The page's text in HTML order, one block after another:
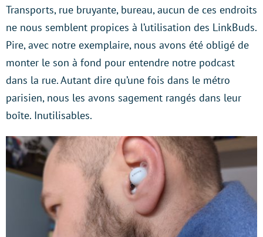
Transports, rue bruyante, bureau, aucun de ces endroits
ne nous semblent propices à l’utilisation des LinkBuds.
Pire, avec notre exemplaire, nous avons été obligé de
monter le son à fond pour entendre notre podcast
dans la rue. Autant dire qu’une fois dans le métro
parisien, nous les avons sagement rangés dans leur
boîte. Inutilisables.